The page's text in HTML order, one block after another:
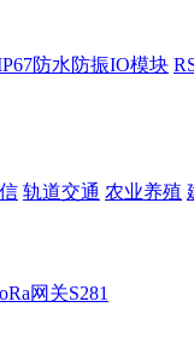
防水防振IO模块
轨道交通 农业养殖
网关S281